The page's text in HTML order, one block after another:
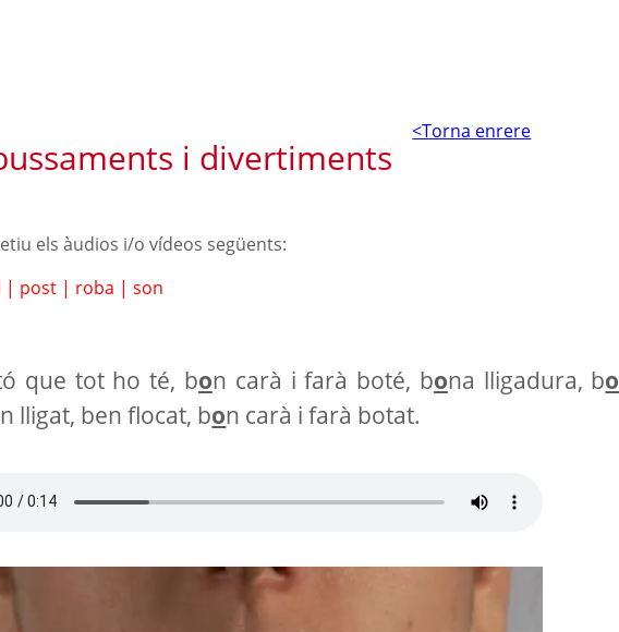
i divertiments
<Torna enrere
els àudios i/o vídeos següents:
| post | roba |son
que tot ho té, bon carà i farà boté, bona lligadura, bo
lligat, ben flocat, bon carà i farà botat.